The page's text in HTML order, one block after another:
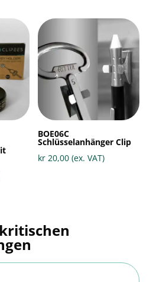
BOE06C
Schlüsselanhänger Clip
kr 20,00 (ex. VAT)